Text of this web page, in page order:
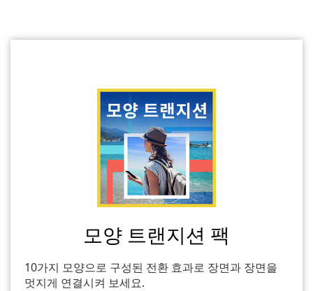
모양 트랜지션 팩
10가지 모양으로 구성된 전환 효과로 장면과 장면을
멋지게 연결시켜 보세요.